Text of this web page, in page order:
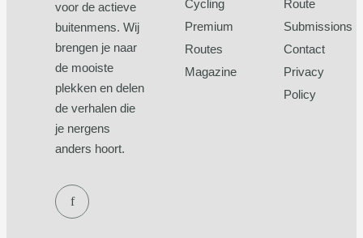
voor de actieve
buitenmens. Wij
brengen je naar
de mooiste
plekken en delen
de verhalen die
je nergens
anders hoort.
f
Cycling
Premium
Routes
Magazine
Route
Submissions
Contact
Privacy
Policy